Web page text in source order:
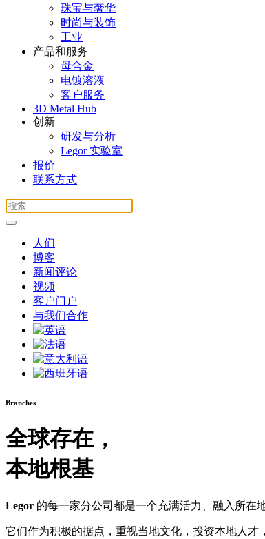
珠宝与奢华
时尚与装饰
工业
产品和服务
母合金
电镀溶液
客户服务
3D Metal Hub
创新
研发与分析
Legor 实验室
报价
联系方式
人们
博客
新闻评论
视频
客户门户
与我们合作
Branches
全球存在，
本地根基
Legor 的每一家分公司都是一个充满活力、融入所在
它们作为积极的据点，重视当地文化，投资本地人才